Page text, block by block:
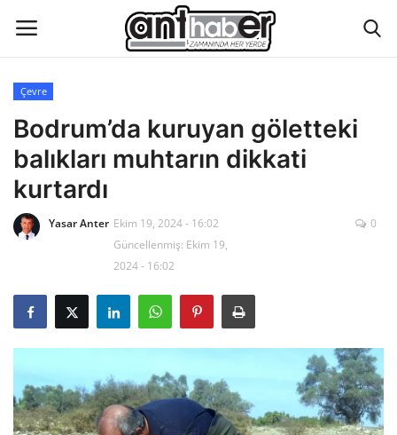
Künye
Eğitim
Aktüel Magazin
İletişim
Asayiş
Çevre
Çevre
Bodrum’da kuruyan göletteki
balıkları muhtarın dikkati
kurtardı
Yasar Anter Ekim 19, 2024 - 16:02
Güncellenmiş: Ekim 19,
2024 - 16:02
0